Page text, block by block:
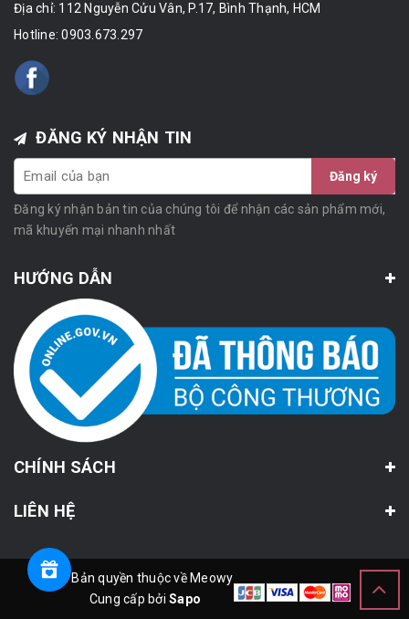
Địa chỉ: 112 Nguyễn Cửu Vân, P.17, Bình Thạnh, HCM
Hotline:0903.673.297
ĐĂNG KÝ NHẬN TIN
Đăng ký
Đăng ký nhận bản tin của chúng tôi để nhận các sản phẩm mới,
mã khuyến mại nhanh nhất
HƯỚNG DẪN
CHÍNH SÁCH
LIÊN HỆ
© Bản quyền thuộc về Meowy
Cung cấp bởiSapo